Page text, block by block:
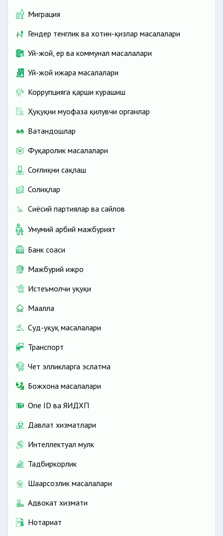
Миграция
Гендер тенглик ва хотин-қизлар масалалари
Уй-жой, ер ва коммунал масалалари
Уй-жой ижара масалалари
Коррупцияга қарши курашиш
Ҳуқуқни муҳофаза қилувчи органлар
Ватандошлар
Фуқаролик масалалари
Соғлиқни сақлаш
Солиқлар
Сиёсий партиялар ва сайлов
Умумий ҳарбий мажбурият
Банк соҳаси
Мажбурий ижро
Истеъмолчи ҳуқуқи
Маҳалла
Суд-ҳуқуқ масалалари
Транспорт
Чет элликларга эслатма
Божхона масалалари
One ID ва ЯИДХП
Давлат хизматлари
Интеллектуал мулк
Тадбиркорлик
Шаҳарсозлик масалалари
Адвокат хизмати
Нотариат